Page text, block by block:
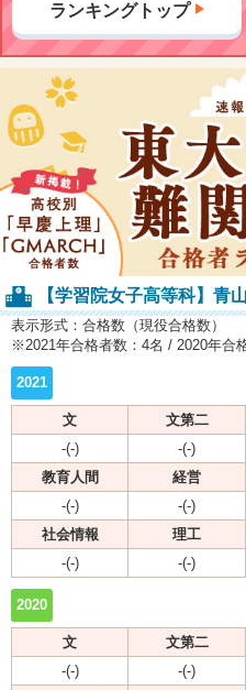
ランキングトップ
【学習院女子高等科】青
表示形式：合格数（現役合格数）
※2021年合格者数：4名 / 2020年合
2021
文 文第二
-(-)
-(-)
教育人間
経営
-(-)
-(-)
社会情報
理工
-(-)
-(-)
2020
文 文第二
-(-)
-(-)